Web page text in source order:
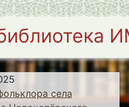
села